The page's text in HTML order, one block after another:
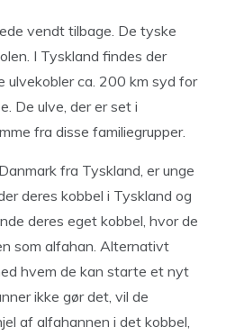
vendt tilbage. De tyske
I Tyskland findes der
ulvekobler ca. 200 km syd for
De ulve, der er set i
fra disse familiegrupper.
fra Tyskland, er unge
deres kobbel i Tyskland og
deres eget kobbel, hvor de
som alfahan. Alternativt
hvem de kan starte et nyt
ikke gør det, vil de
af alfahannen i det kobbel,